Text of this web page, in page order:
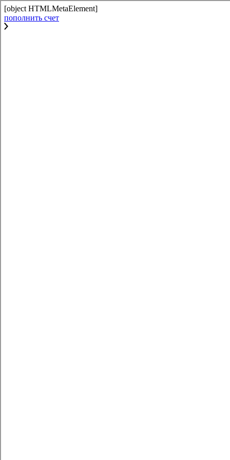
[object HTMLMetaElement]
пополнить счет